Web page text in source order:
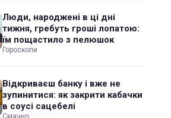
Люди, народжені в ці дні
тижня, гребуть гроші лопатою:
їм пощастило з пелюшок
Гороскопи
Відкриваєш банку і вже не
зупинитися: як закрити кабачки
в соусі сацебелі
Смачно